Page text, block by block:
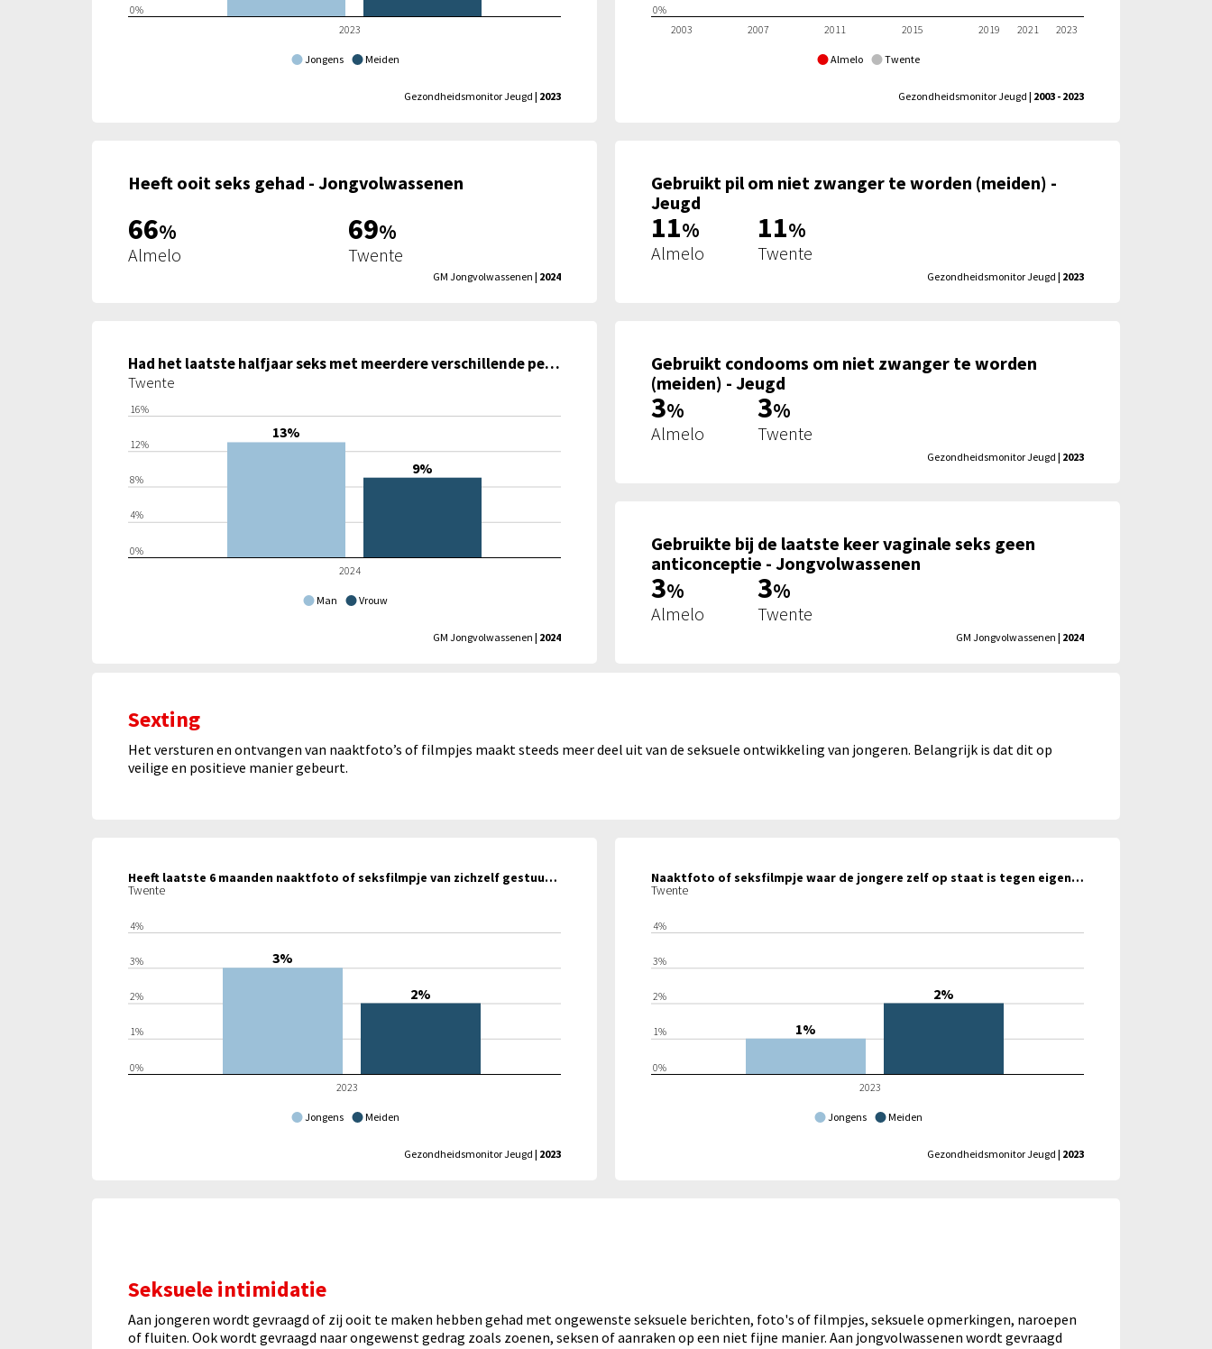
Jongens Meiden
2023
0%
Gezondheidsmonitor Jeugd | 2023
Heeft ooit seks gehad - Jongvolwassenen
66%
Almelo
69%
Twente
GM Jongvolwassenen | 2024
Had het laatste halfjaar seks met meerdere verschillende personen - Jongvolwassenen
Twente
Man Vrouw
2024
0%
4%
8%
12%
16%
13%
9%
GM Jongvolwassenen | 2024
Almelo Twente
2003 2007 2011 2015 2019 2021 2023
0%
Gezondheidsmonitor Jeugd | 2003 - 2023
Gebruikt pil om niet zwanger te worden (meiden) -
Jeugd
11%
Almelo
11%
Twente
Gezondheidsmonitor Jeugd | 2023
Gebruikt condooms om niet zwanger te worden
(meiden) - Jeugd
3%
Almelo
3%
Twente
Gezondheidsmonitor Jeugd | 2023
Gebruikte bij de laatste keer vaginale seks geen
anticonceptie - Jongvolwassenen
3%
Almelo
3%
Twente
GM Jongvolwassenen | 2024
Sexting
Het versturen en ontvangen van naaktfoto’s of filmpjes maakt steeds meer deel uit van de seksuele ontwikkeling van jongeren. Belangrijk is dat dit op
veilige en positieve manier gebeurt.
Heeft laatste 6 maanden naaktfoto of seksfilmpje van zichzelf gestuurd - Gender - Jeugd
Twente
Jongens Meiden
2023
0%
1%
2%
3%
4%
3%
2%
Gezondheidsmonitor Jeugd | 2023
Naaktfoto of seksfilmpje waar de jongere zelf op staat is tegen eigen zin verspreid - Gender - Jeugd
Twente
Jongens Meiden
2023
0%
1%
2%
3%
4%
1%
2%
Gezondheidsmonitor Jeugd | 2023
Seksuele intimidatie
Aan jongeren wordt gevraagd of zij ooit te maken hebben gehad met ongewenste seksuele berichten, foto's of filmpjes, seksuele opmerkingen, naroepen
of fluiten. Ook wordt gevraagd naar ongewenst gedrag zoals zoenen, seksen of aanraken op een niet fijne manier. Aan jongvolwassenen wordt gevraagd